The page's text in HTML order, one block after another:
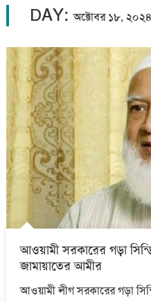
DAY:অক্টোবর ১৮, ২০২৪
আওয়ামী সরকারের গড়া
জামায়াতের আমীর
আওয়ামী লীগ সরকারের গড়া